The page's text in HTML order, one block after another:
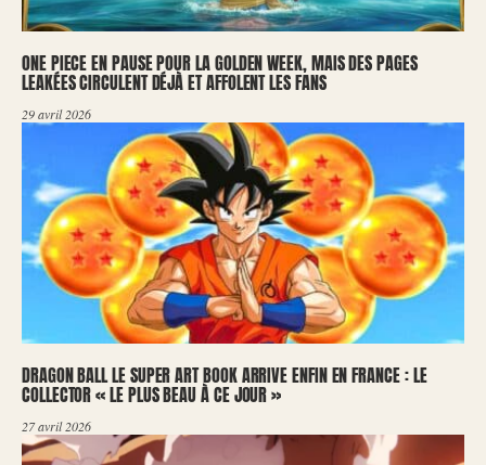
ONE PIECE EN PAUSE POUR LA GOLDEN WEEK, MAIS DES PAGES
LEAKÉES CIRCULENT DÉJÀ ET AFFOLENT LES FANS
29 avril 2026
DRAGON BALL LE SUPER ART BOOK ARRIVE ENFIN EN FRANCE : LE
COLLECTOR « LE PLUS BEAU À CE JOUR »
27 avril 2026